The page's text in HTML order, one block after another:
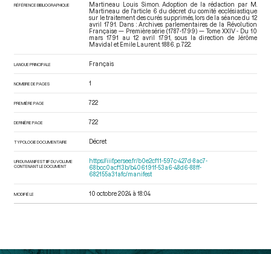
RÉFÉRENCE BIBLIOGRAPHIQUE
Martineau Louis Simon. Adoption de la rédaction par M.
Martineau de l'article 6 du décret du comité ecclésiastique
sur le traitement des curés supprimés, lors de la séance du 12
avril 1791. Dans : Archives parlementaires de la Révolution
Française — Première série (1787-1799) — Tome XXIV - Du 10
mars 1791 au 12 avril 1791
, sous la direction de Jérôme
Mavidal et Emile Laurent. 1886. p. 722.
LANGUE PRINCIPALE Français
NOMBRE DE PAGES 1
PREMIÈRE PAGE 722
DERNIÈRE PAGE 722
TYPOLOGIE DOCUMENTAIRE Décret
URI DU MANIFEST IIIF DU VOLUME
CONTENANT LE DOCUMENT
https://iiif.persee.fr/b0e2cf11-597c-427d-8ac7-
68bcc0acf13b/b406191f-53a6-48d6-88ff-
682155a31afc/manifest
MODIFIÉ LE 10 octobre 2024 à 18:04